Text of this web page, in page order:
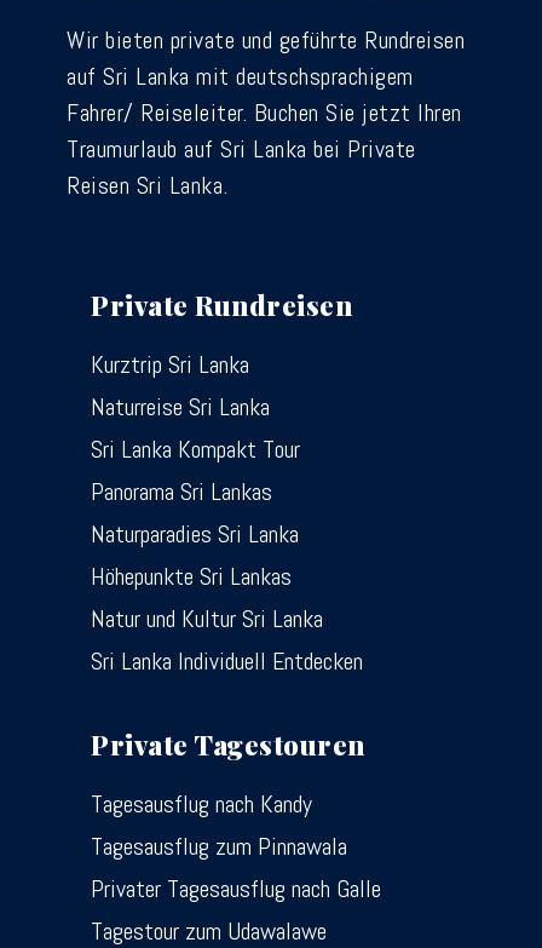
Wir bieten private und geführte Rundreisen
auf Sri Lanka mit deutschsprachigem
Fahrer/ Reiseleiter. Buchen Sie jetzt Ihren
Traumurlaub auf Sri Lanka bei Private
Reisen Sri Lanka.
Private Rundreisen
Kurztrip Sri Lanka
Naturreise Sri Lanka
Sri Lanka Kompakt Tour
Panorama Sri Lankas
Naturparadies Sri Lanka
Höhepunkte Sri Lankas
Natur und Kultur Sri Lanka
Sri Lanka Individuell Entdecken
Private Tagestouren
Tagesausflug nach Kandy
Tagesausflug zum Pinnawala
Privater Tagesausflug nach Galle
Tagestour zum Udawalawe